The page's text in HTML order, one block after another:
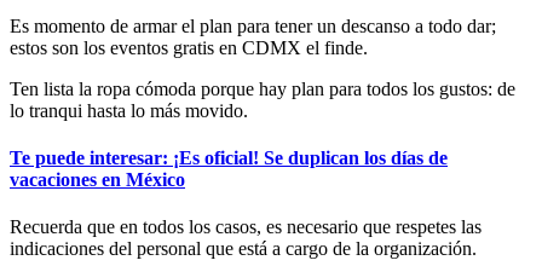
Es momento de armar el plan para tener un descanso a todo dar;
estos son los eventos gratis en CDMX el finde.
Ten lista la ropa cómoda porque hay plan para todos los gustos: de
lo tranqui hasta lo más movido.
Te puede interesar: ¡Es oficial! Se duplican los días de
vacaciones en México
Recuerda que en todos los casos, es necesario que respetes las
indicaciones del personal que está a cargo de la organización.